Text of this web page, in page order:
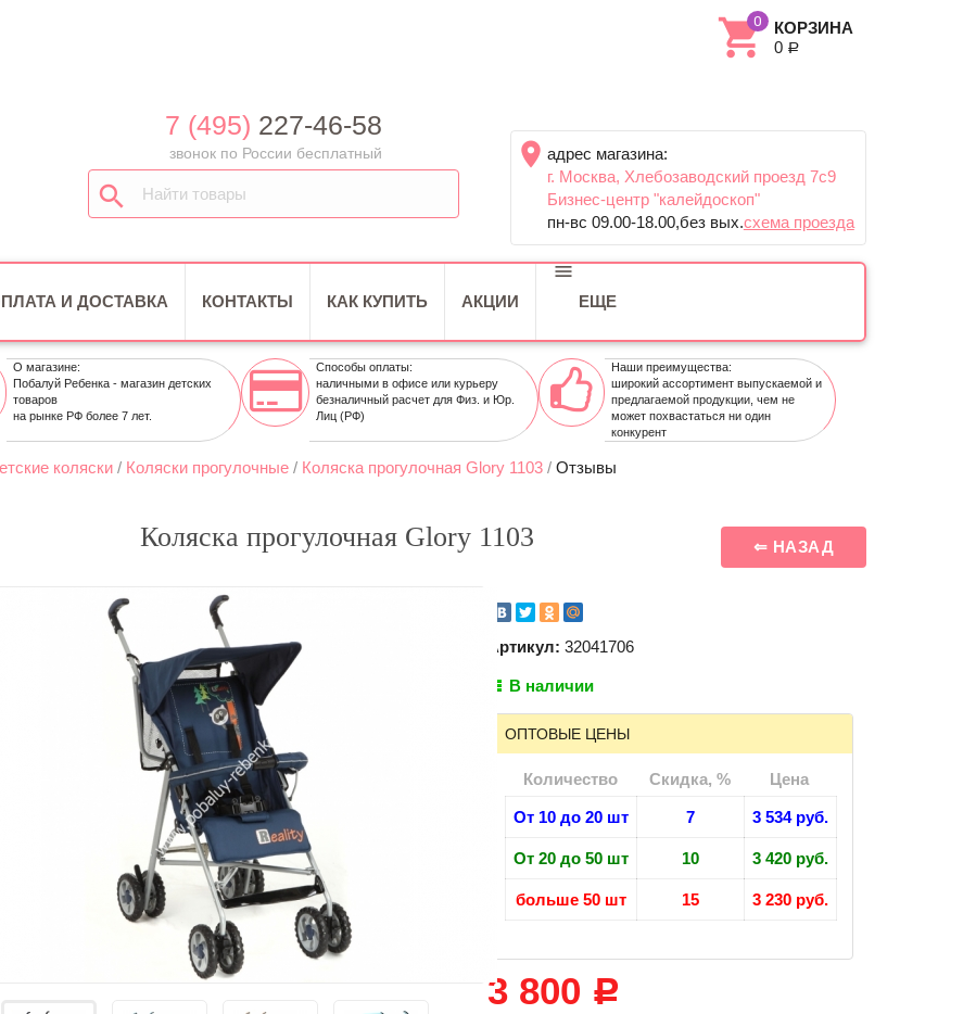
КОРЗИНА
0 Р
7 (495) 227-46-58
звонок по России бесплатный
адрес магазина:
г. Москва, Хлебозаводский проезд 7c9
Бизнес-центр "калейдоскоп"
пн-вс 09.00-18.00,без вых.схема проезда
И ДОСТАВКА КОНТАКТЫ КАК КУПИТЬ АКЦИИ ЕЩЕ
О магазине:
Побалуй Ребенка - магазин детских
товаров
на рынке РФ более 7 лет.
Способы оплаты:
наличными в офисе или курьеру
безналичный расчет для Физ. и Юр.
Лиц (РФ)
Наши преимущества:
широкий ассортимент выпускаемой и
предлагаемой продукции, чем не
может похвастаться ни один
конкурент
коляски / Коляски прогулочные / Коляска прогулочная Glory 1103 / Отзывы
⇐ НАЗАД
Коляска прогулочная Glory 1103
Артикул: 32041706
В наличии
ОПТОВЫЕ ЦЕНЫ
Количество Скидка, % Цена
От 10 до 20 шт 7 3 534 руб.
От 20 до 50 шт 10 3 420 руб.
больше 50 шт 15 3 230 руб.
3 800 Р